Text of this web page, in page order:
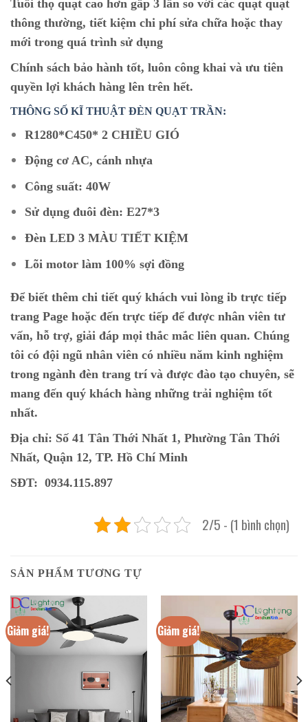
Tuổi thọ quạt cao hơn gấp 3 lần so với các quạt quạt
thông thường, tiết kiệm chi phí sửa chữa hoặc thay
mới trong quá trình sử dụng
Chính sách bảo hành tốt, luôn công khai và ưu tiên
quyền lợi khách hàng lên trên hết.
THÔNG SỐ KĨ THUẬT ĐÈN QUẠT TRẦN:
R1280*C450* 2 CHIỀU GIÓ
Động cơ AC, cánh nhựa
Công suất: 40W
Sử dụng đuôi đèn: E27*3
Đèn LED 3 MÀU TIẾT KIỆM
Lõi motor làm 100% sợi đồng
Để biết thêm chi tiết quý khách vui lòng ib trực tiếp
trang Page hoặc đến trực tiếp để được nhân viên tư
vấn, hỗ trợ, giải đáp mọi thắc mắc liên quan. Chúng
tôi có đội ngũ nhân viên có nhiều năm kinh nghiệm
trong ngành đèn trang trí và được đào tạo chuyên, sẽ
mang đến quý khách hàng những trải nghiệm tốt
nhất.
Địa chỉ: Số 41 Tân Thới Nhất 1, Phường Tân Thới
Nhất, Quận 12, TP. Hồ Chí Minh
SĐT: 0934.115.897
2/5 - (1 bình chọn)
SẢN PHẨM TƯƠNG TỰ
Giảm giá! Giảm giá!